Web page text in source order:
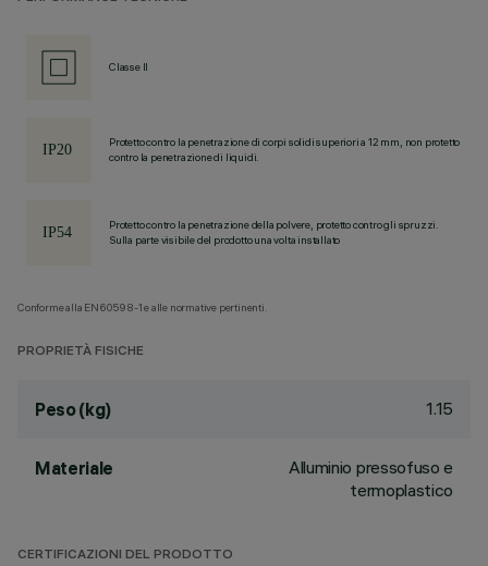
Classe II
Protetto contro la penetrazione di corpi solidi superiori a 12 mm, non protetto
contro la penetrazione di liquidi.
Protetto contro la penetrazione della polvere, protetto contro gli spruzzi.
Sulla parte visibile del prodotto una volta installato
Conforme alla EN60598-1 e alle normative pertinenti.
PROPRIETÀ FISICHE
Peso (kg) 1.15
Materiale
Alluminio pressofuso e
termoplastico
CERTIFICAZIONI DEL PRODOTTO